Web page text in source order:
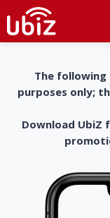
The
purposes only;
Download UbiZ